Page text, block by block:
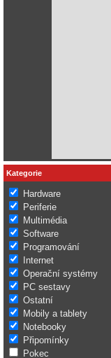
Kategorie
Hardware
Periferie
Multimédia
Software
Programování
Internet
Operační systémy
PC sestavy
Ostatní
Mobily a tablety
Notebooky
Připomínky
Pokec